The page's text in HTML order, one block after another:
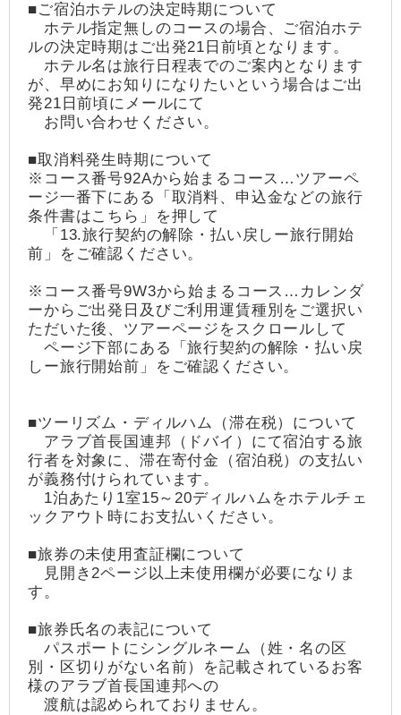
■ご宿泊ホテルの決定時期について
ホテル指定無しのコースの場合、ご宿泊ホテ
ルの決定時期はご出発21日前頃となります。
ホテル名は旅行日程表でのご案内となります
が、早めにお知りになりたいという場合はご出
発21日前頃にメールにて
お問い合わせください。
■取消料発生時期について
※コース番号92Aから始まるコース…ツアーペ
ージ一番下にある「取消料、申込金などの旅行
条件書はこちら」を押して
「13.旅行契約の解除・払い戻しー旅行開始
前」をご確認ください。
※コース番号9W3から始まるコース…カレンダ
ーからご出発日及びご利用運賃種別をご選択い
ただいた後、ツアーページをスクロールして
ページ下部にある「旅行契約の解除・払い戻
しー旅行開始前」をご確認ください。
■ツーリズム・ディルハム（滞在税）について
アラブ首長国連邦（ドバイ）にて宿泊する旅
行者を対象に、滞在寄付金（宿泊税）の支払い
が義務付けられています。
1泊あたり1室15～20ディルハムをホテルチェ
ックアウト時にお支払いください。
■旅券の未使用査証欄について
見開き2ページ以上未使用欄が必要になりま
す。
■旅券氏名の表記について
パスポートにシングルネーム（姓・名の区
別・区切りがない名前）を記載されているお客
様のアラブ首長国連邦への
渡航は認められておりません。